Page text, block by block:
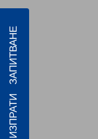
ИЗПРАТИ ЗАПИТВАНЕ